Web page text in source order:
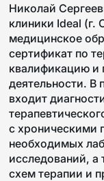
Николай
клиники Ideal
медицинское
сертификат по
квалификацию и
деятельности. В
входит
с хроническими
необходимых
исследований, а
схем терапии и